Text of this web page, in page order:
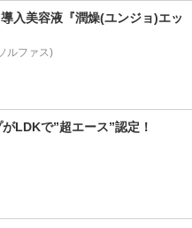
入美容液『潤燥(ユンジョ)エッ
LDKで”超エース”認定！